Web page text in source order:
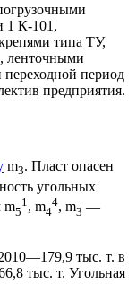
К-101,
типа ТУ,
ленточными
период
предприятия.
m3. Пласт опасен
угольных
m5
1 , m4
4, m3 —
тыс. т. в
тыс. т. Угольная